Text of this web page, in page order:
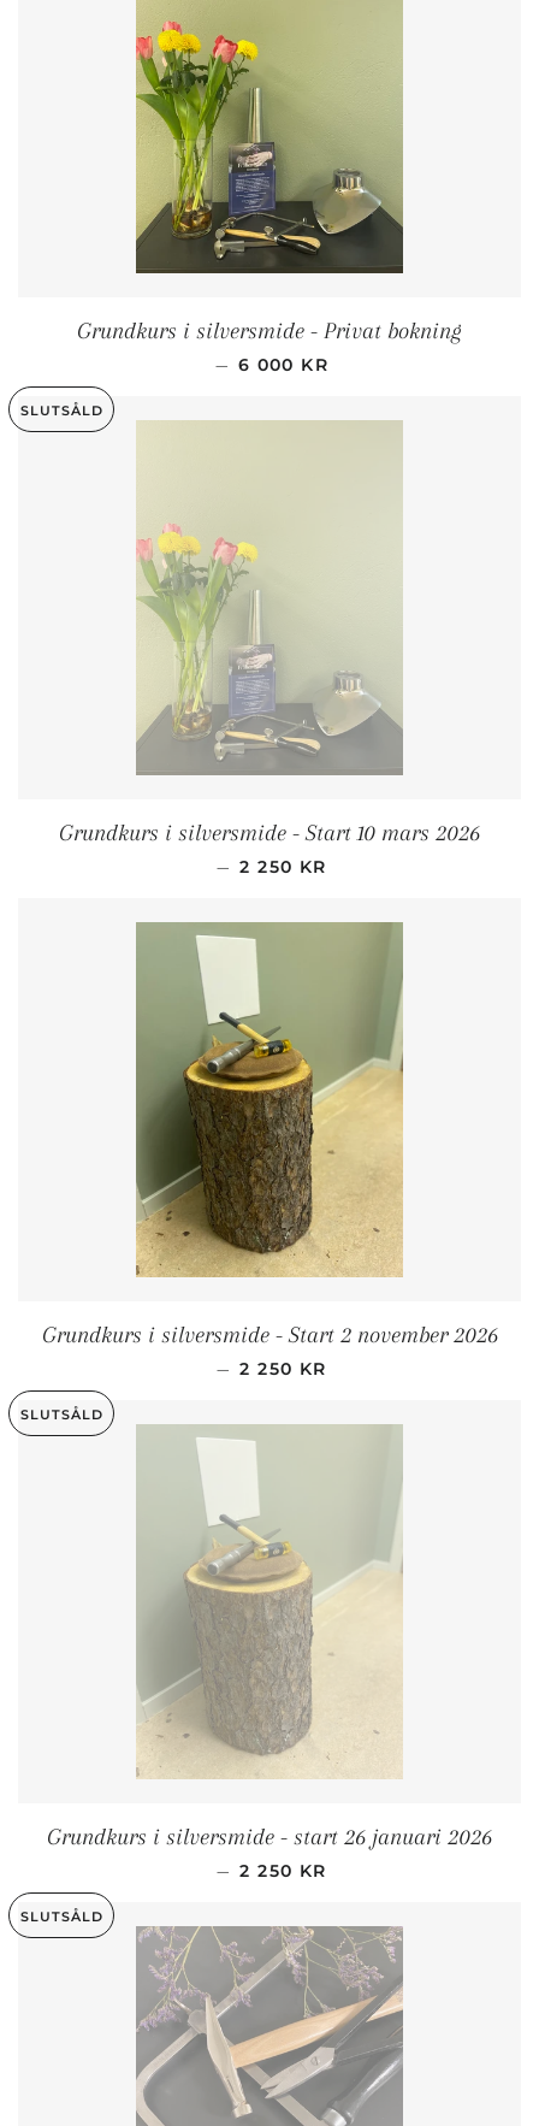
Grundkurs i silversmide - Privat bokning
— ORDINARIE PRIS
6 000 KR
SLUTSÅLD
Grundkurs i silversmide - Start 10 mars 2026
— ORDINARIE PRIS
2 250 KR
Grundkurs i silversmide - Start 2 november 2026
— ORDINARIE PRIS
2 250 KR
SLUTSÅLD
Grundkurs i silversmide - start 26 januari 2026
— ORDINARIE PRIS
2 250 KR
SLUTSÅLD